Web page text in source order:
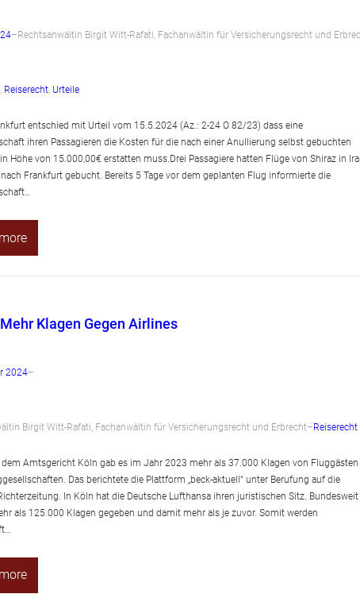
– Rechtsanwältin Birgit Witt-Rafati, Fachanwältin für Versicherungsrecht und
, Reiserecht, Urteile
entschied mit Urteil vom 15.5.2024 (Az.: 2-24 O 82/23) dass eine
ihren Passagieren die Kosten für die nach einer Anullierung selbst gebuchten
Höhe von 15.000,00€ erstatten muss.Drei Passagiere hatten Flüge von Shiraz in
Frankfurt gebucht. Bereits 5 Tage vor dem geplanten Flug informierte die
Klagen Gegen Airlines
2024–
Birgit Witt-Rafati, Fachanwältin für Versicherungsrecht und Erbrecht–Reiserecht
Amtsgericht Köln gab es im Jahr 2023 mehr als 37.000 Klagen von Fluggästen
Das berichtete die Plattform „beck-aktuell“ unter Berufung auf die
In Köln hat die Deutsche Lufthansa ihren juristischen Sitz. Bundesweit
als 125.000 Klagen gegeben und damit mehr als je zuvor. Somit werden